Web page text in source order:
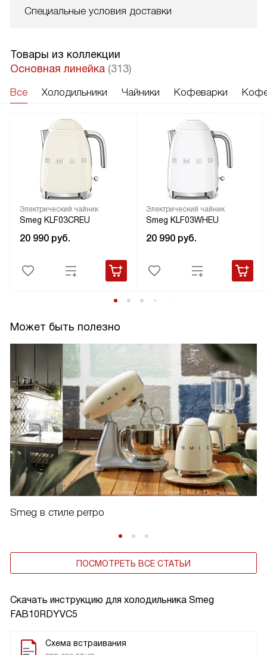
Скачать инструкцию для холодильника Smeg
FAB10RDYVC5
Схема встраивания
Специальные условия доставки
Товары из коллекции
Основная линейка (313)
Все Холодильники Чайники Кофеварки
Электрический чайник
Smeg KLF03CREU
20 990 руб.
Электрический чайник
Smeg KLF03WHEU
20 990 руб.
Может быть полезно
Smeg в стиле ретро
ПОСМОТРЕТЬ ВСЕ СТАТЬИ